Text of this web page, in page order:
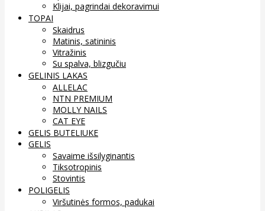
Klijai, pagrindai dekoravimui
TOPAI
Skaidrus
Matinis, satininis
Vitražinis
Su spalva, blizgučiu
GELINIS LAKAS
ALLELAC
NTN PREMIUM
MOLLY NAILS
CAT EYE
GELIS BUTELIUKE
GELIS
Savaime išsilyginantis
Tiksotropinis
Stovintis
POLIGELIS
Viršutinės formos, padukai